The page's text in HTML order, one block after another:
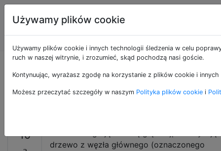
Programowanie
puzzli i Code
Golf
Oceń drzewo
minimax
16
drzewo z węzła głównego (oznaczonego
Używamy plików cookie
Używamy plików cookie i innych technologii śledzenia w celu
ruch w naszej witrynie, i zrozumieć, skąd pochodzą nasi goście.
Kontynuując, wyrażasz zgodę na korzystanie z plików cookie i
Możesz przeczytać szczegóły w naszym Polityka plików cookie i